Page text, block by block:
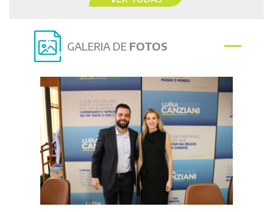
GALERIA DE FOTOS